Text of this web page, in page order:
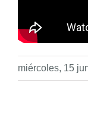
miércoles, 15